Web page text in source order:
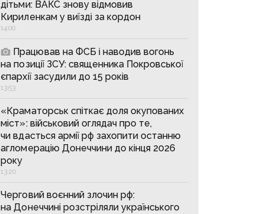
дітьми: ВАКС знову відмовив
Кириленкам у виїзді за кордон
14:00
Працював на ФСБ і наводив вогонь
на позиції ЗСУ: священника Покровської
єпархії засудили до 15 років
13:53
«Краматорськ спіткає доля окупованих
міст»: військовий оглядач про те,
чи вдасться армії рф захопити останню
агломерацію Донеччини до кінця 2026
року
13:20
Черговий воєнний злочин рф:
на Донеччині розстріляли українського